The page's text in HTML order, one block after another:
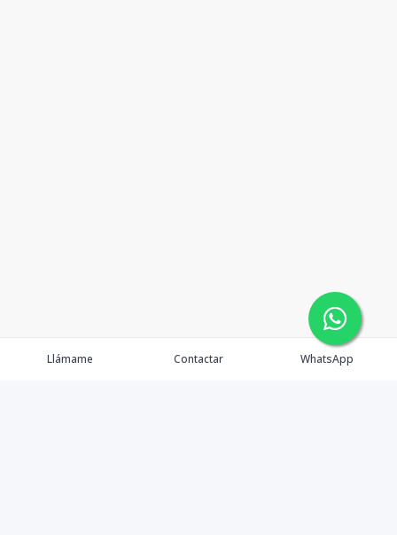
Llámame Contactar WhatsApp